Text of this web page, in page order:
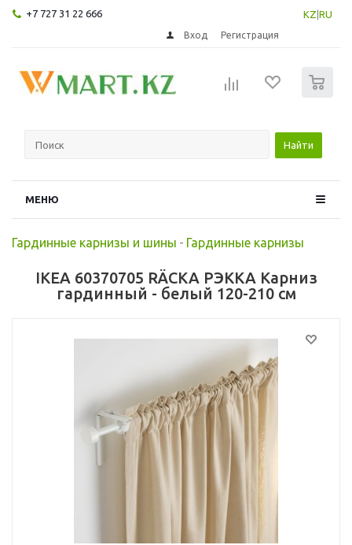
+7 727 31 22 666 KZ RU
Вход Регистрация
Найти
МЕНЮ
Гардинные карнизы и шины - Гардинные карнизы
IKEA 60370705 RÄCKA РЭККА Карниз
гардинный - белый 120-210 см